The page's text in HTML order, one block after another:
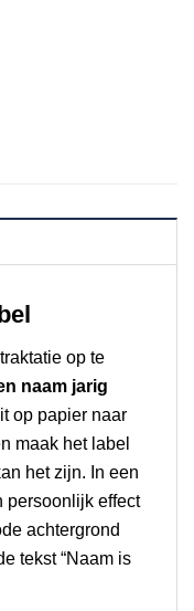
op te
naam jarig
op papier naar
maak het label
het zijn. In een
persoonlijk effect
achtergrond
tekst “Naam is